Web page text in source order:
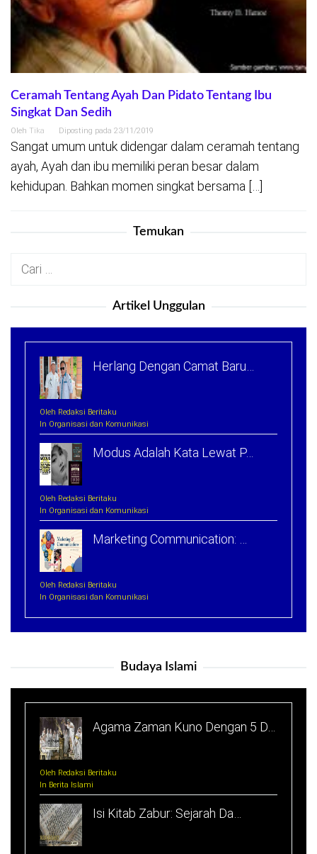
Ceramah Tentang Ayah Dan Pidato Tentang Ibu
Singkat Dan Sedih
Oleh Tika Diposting pada 23/11/2019
Sangat umum untuk didengar dalam ceramah tentang
ayah, Ayah dan ibu memiliki peran besar dalam
kehidupan. Bahkan momen singkat bersama […]
Temukan
Cari
Artikel Unggulan
Herlang Dengan Camat Baru…
Oleh Redaksi Beritaku
In Organisasi dan Komunikasi
Modus Adalah Kata Lewat P…
Oleh Redaksi Beritaku
In Organisasi dan Komunikasi
Marketing Communication: …
Oleh Redaksi Beritaku
In Organisasi dan Komunikasi
Budaya Islami
Agama Zaman Kuno Dengan 5 D…
Oleh Redaksi Beritaku
In Berita Islami
Isi Kitab Zabur: Sejarah Da…